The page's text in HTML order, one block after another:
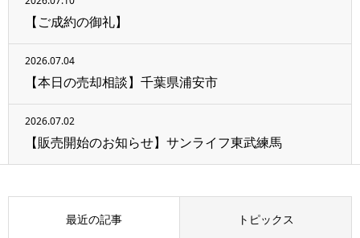
【ご成約の御礼】
2026.07.04
【本日の売却相談】千葉県浦安市
2026.07.02
【販売開始のお知らせ】サンライフ東武練馬
最近の記事 トピックス